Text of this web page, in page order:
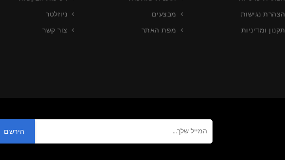
הצהרת נגישות
תקנון ומדיניות
מבצעים
מפת האתר
ניוזלטר
צור קשר
הירשם